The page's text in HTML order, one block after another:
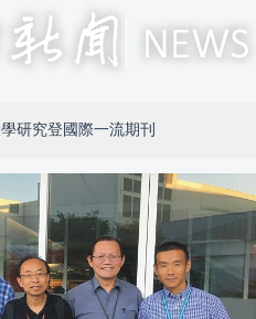
研究登國際一流期刊